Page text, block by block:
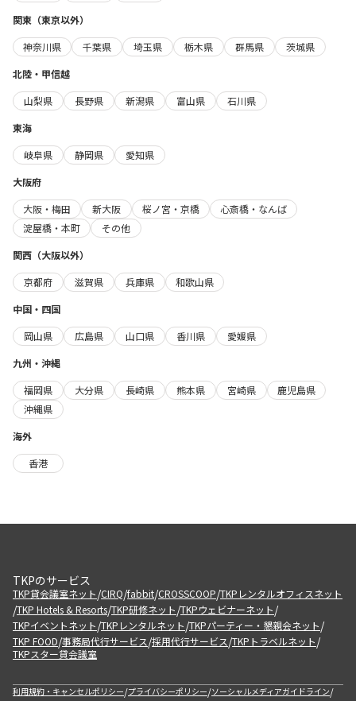
関東（東京以外）
神奈川県
千葉県 埼玉県 栃木県 群馬県
茨城県
北陸・甲信越
山梨県
長野県 新潟県 富山県
石川県
東海
岐阜県
静岡県
愛知県
大阪府
大阪・梅田
新大阪 桜ノ宮・京橋
心斎橋・なんば
淀屋橋・本町
その他
関西（大阪以外）
京都府
滋賀県 兵庫県
和歌山県
中国・四国
岡山県
広島県 山口県 香川県
愛媛県
九州・沖縄
福岡県
大分県 長崎県 熊本県 宮崎県
鹿児島県
沖縄県
海外
香港
TKPのサービス
TKP貸会議室ネット/CIRQ/fabbit/CROSSCOOP/TKPレンタルオフィスネット
/TKP Hotels & Resorts/TKP研修ネット/TKPウェビナーネット/
TKPイベントネット/TKPレンタルネット/TKPパーティー・懇親会ネット/
TKP FOOD/事務局代行サービス/採用代行サービス/TKPトラベルネット/
TKPスター貸会議室
利用規約・キャンセルポリシー/プライバシーポリシー/ソーシャルメディアガイドライン/